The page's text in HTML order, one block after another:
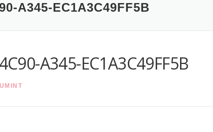
A345-EC1A3C49FF5B
A345-EC1A3C49FF5B